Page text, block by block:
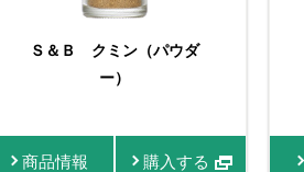
たっぷりサイズ おろし
生にんにく
商品情報 購入する
Ｓ＆Ｂ 袋入り ターメ
リック（パウダー）
商品情報 購入する
Ｓ＆Ｂ クミン（パウダ
ー）
商品情報 購入する
ORGANIC SPICE 袋
入り有機コリアンダー
商品情報 購入する